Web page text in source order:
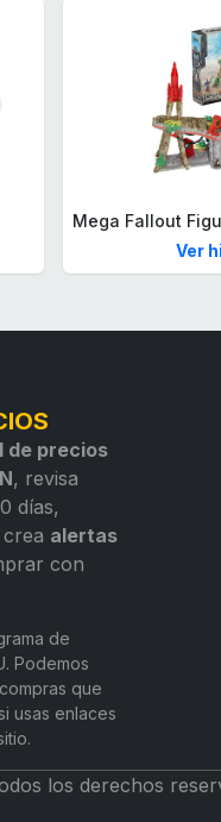
Ver
de precios
, revisa
días,
alertas
con
de
Podemos
que
usas enlaces
los derechos